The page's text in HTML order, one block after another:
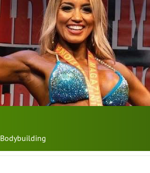
Bodybuilding